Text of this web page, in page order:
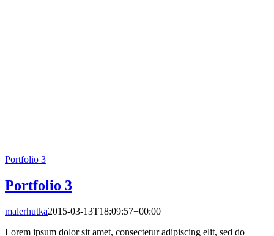
Portfolio 3
Portfolio 3
malerhutka2015-03-13T18:09:57+00:00
Lorem ipsum dolor sit amet, consectetur adipiscing elit, sed do